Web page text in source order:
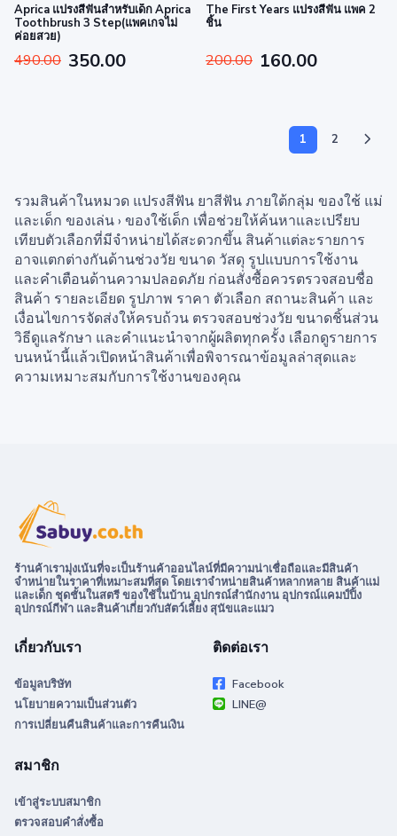
Aprica แปรงสีฟันสำหรับเด็ก Aprica
Toothbrush 3 Step(แพคเกจไม่
ค่อยสวย)
490.00 350.00
The First Years แปรงสีฟัน แพค 2
ชิ้น
200.00 160.00
1 2
รวมสินค้าในหมวด แปรงสีฟัน ยาสีฟัน ภายใต้กลุ่ม ของใช้ แม่
และเด็ก ของเล่น › ของใช้เด็ก เพื่อช่วยให้ค้นหาและเปรียบ
เทียบตัวเลือกที่มีจำหน่ายได้สะดวกขึ้น สินค้าแต่ละรายการ
อาจแตกต่างกันด้านช่วงวัย ขนาด วัสดุ รูปแบบการใช้งาน
และคำเตือนด้านความปลอดภัย ก่อนสั่งซื้อควรตรวจสอบชื่อ
สินค้า รายละเอียด รูปภาพ ราคา ตัวเลือก สถานะสินค้า และ
เงื่อนไขการจัดส่งให้ครบถ้วน ตรวจสอบช่วงวัย ขนาดชิ้นส่วน
วิธีดูแลรักษา และคำแนะนำจากผู้ผลิตทุกครั้ง เลือกดูรายการ
บนหน้านี้แล้วเปิดหน้าสินค้าเพื่อพิจารณาข้อมูลล่าสุดและ
ความเหมาะสมกับการใช้งานของคุณ
ร้านค้าเรามุ่งเน้นที่จะเป็นร้านค้าออนไลน์ที่มีความน่าเชื่อถือและมีสินค้า
จำหน่ายในราคาที่เหมาะสมที่สุด โดยเราจำหน่ายสินค้าหลากหลาย สินค้าแม่
และเด็ก ชุดชั้นในสตรี ของใช้ในบ้าน อุปกรณ์สำนักงาน อุปกรณ์แคมป์ปิ้ง
อุปกรณ์กีฬา และสินค้าเกี่ยวกับสัตว์เลี้ยง สุนัขและแมว
เกี่ยวกับเรา
ข้อมูลบริษัท
นโยบายความเป็นส่วนตัว
การเปลี่ยนคืนสินค้าและการคืนเงิน
ติดต่อเรา
Facebook
LINE@
สมาชิก
เข้าสู่ระบบสมาชิก
ตรวจสอบคำสั่งซื้อ